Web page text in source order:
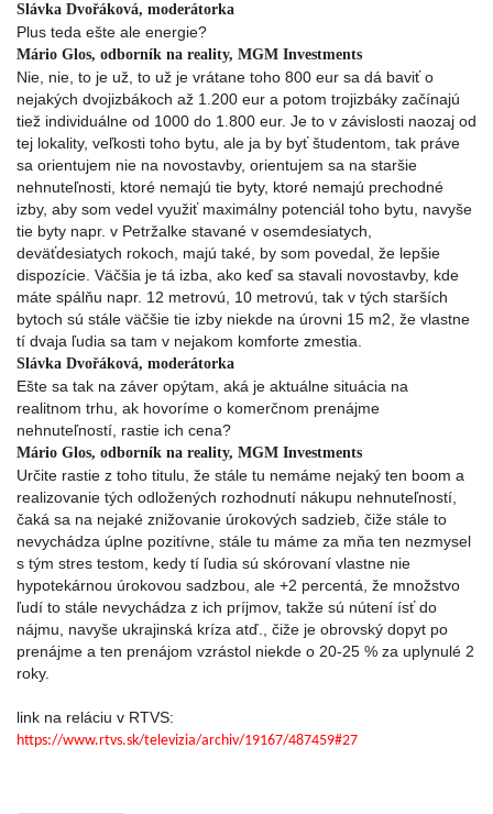
Slávka Dvořáková, moderátorka
Plus teda ešte ale energie?
Mário Glos, odborník na reality, MGM Investments
Nie, nie, to je už, to už je vrátane toho 800 eur sa dá baviť o
nejakých dvojizbákoch až 1.200 eur a potom trojizbáky začínajú
tiež individuálne od 1000 do 1.800 eur. Je to v závislosti naozaj od
tej lokality, veľkosti toho bytu, ale ja by byť študentom, tak práve
sa orientujem nie na novostavby, orientujem sa na staršie
nehnuteľnosti, ktoré nemajú tie byty, ktoré nemajú prechodné
izby, aby som vedel využiť maximálny potenciál toho bytu, navyše
tie byty napr. v Petržalke stavané v osemdesiatych,
deväťdesiatych rokoch, majú také, by som povedal, že lepšie
dispozície. Väčšia je tá izba, ako keď sa stavali novostavby, kde
máte spálňu napr. 12 metrovú, 10 metrovú, tak v tých starších
bytoch sú stále väčšie tie izby niekde na úrovni 15 m2, že vlastne
tí dvaja ľudia sa tam v nejakom komforte zmestia.
Slávka Dvořáková, moderátorka
Ešte sa tak na záver opýtam, aká je aktuálne situácia na
realitnom trhu, ak hovoríme o komerčnom prenájme
nehnuteľností, rastie ich cena?
Mário Glos, odborník na reality, MGM Investments
Určite rastie z toho titulu, že stále tu nemáme nejaký ten boom a
realizovanie tých odložených rozhodnutí nákupu nehnuteľností,
čaká sa na nejaké znižovanie úrokových sadzieb, čiže stále to
nevychádza úplne pozitívne, stále tu máme za mňa ten nezmysel
s tým stres testom, kedy tí ľudia sú skórovaní vlastne nie
hypotekárnou úrokovou sadzbou, ale +2 percentá, že množstvo
ľudí to stále nevychádza z ich príjmov, takže sú nútení ísť do
nájmu, navyše ukrajinská kríza atď., čiže je obrovský dopyt po
prenájme a ten prenájom vzrástol niekde o 20-25 % za uplynulé 2
roky.
link na reláciu v RTVS:
https://www.rtvs.sk/televizia/archiv/19167/487459#27